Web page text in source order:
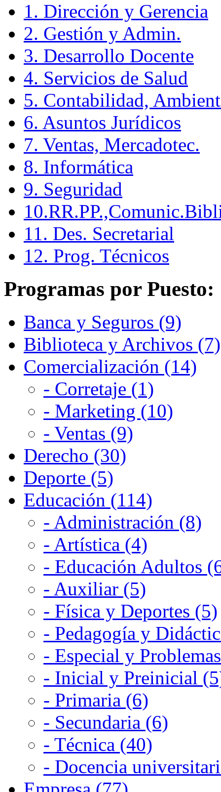
1. Dirección y Gerencia
2. Gestión y Admin.
3. Desarrollo Docente
4. Servicios de Salud
5. Contabilidad,
6. Asuntos Jurídicos
7. Ventas, Mercadotec.
8. Informática
9. Seguridad
11. Des. Secretarial
12. Prog. Técnicos
Programas por Puesto:
Banca y Seguros (9)
Biblioteca y Archivos (7)
Comercialización (14)
- Corretaje (1)
- Marketing (10)
- Ventas (9)
Derecho (30)
Deporte (5)
Educación (114)
- Administración (8)
- Artística (4)
- Educación Adultos
- Auxiliar (5)
- Física y Deportes (5)
- Pedagogía y
- Especial y
- Inicial y Preinicial
- Primaria (6)
- Secundaria (6)
- Técnica (40)
- Docencia